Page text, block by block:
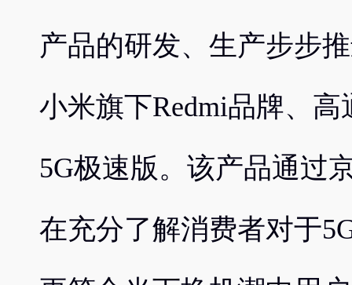
产品的研发、生产步步
小米旗下Redmi品牌、
5G极速版。该产品通过
在充分了解消费者对于